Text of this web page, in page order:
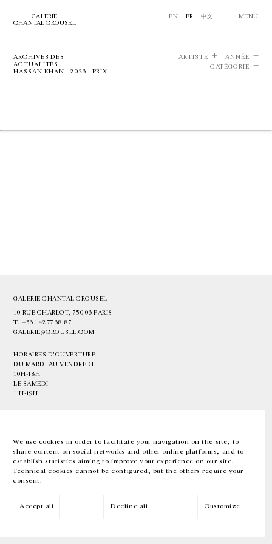
We use cookies in order to facilitate your navigation on the site, to
share content on social networks and other online platforms, and to
establish statistics aiming to improve your experience on our site.
Technical cookies cannot be configured, but the others require your
consent.
Accept all Decline all Customize
GALERIE
CHANTAL CROUSEL
EN FR 中文 MENU
ARCHIVES DES
ACTUALITÉS
HASSAN KHAN | 2023 | PRIX
ARTISTE
ANNÉE
CATÉGORIE
GALERIE CHANTAL CROUSEL
10 RUE CHARLOT, 75003 PARIS
T. +33 1 42 77 38 87
GALERIE@CROUSEL.COM
HORAIRES D'OUVERTURE
DU MARDI AU VENDREDI
10H-18H
LE SAMEDI
11H-19H
EN FR 中文 Facebook Instagram
Inscrivez-vous à notre newsletter